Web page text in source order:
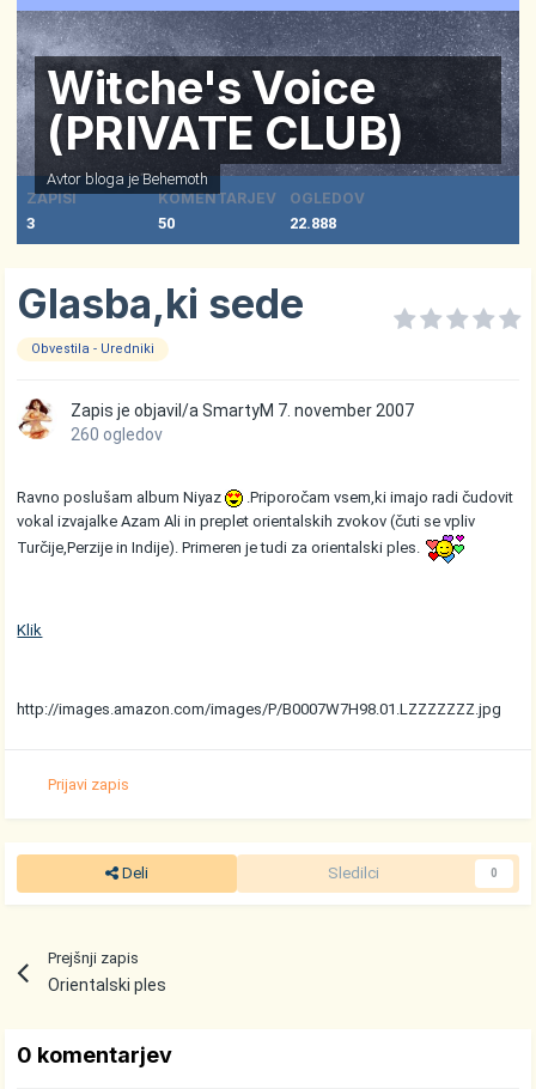
Witche's Voice
(PRIVATE CLUB)
Avtor bloga jeBehemoth
ZAPISI
3
KOMENTARJEV
50
OGLEDOV
22.888
Glasba,ki sede
Obvestila - Uredniki
Zapis je objavil/aSmartyM 7. november 2007
260 ogledov
Ravno poslušam album Niyaz
.Priporočam vsem,ki imajo radi čudovit
vokal izvajalke Azam Ali in preplet orientalskih zvokov (čuti se vpliv
Turčije,Perzije in Indije). Primeren je tudi za orientalski ples.
Klik
http://images.amazon.com/images/P/B0007W7H98.01.LZZZZZZZ.jpg
Prijavi zapis
Deli Sledilci 0
Prejšnji zapis
Orientalski ples
0 komentarjev